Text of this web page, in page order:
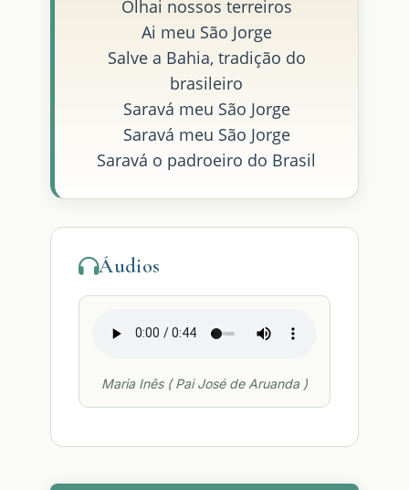
Olhai nossos terreiros
Ai meu São Jorge
Salve a Bahia, tradição do
brasileiro
Saravá meu São Jorge
Saravá meu São Jorge
Saravá o padroeiro do Brasil
Áudios
Maria Inês ( Pai José de Aruanda )